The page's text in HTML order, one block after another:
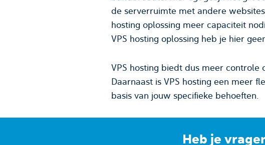
de serverruimte met andere websites. Het kan dus zo zijn dat als een van de andere websites op de shared
hosting oplossing meer capaciteit nodig heeft, dan kan jouw website of webshop daaronder lijden. Met een
VPS hosting oplossing
VPS hosting biedt dus meer controle
Daarnaast is VPS hosting een meer
basis van jouw specifieke behoeften.